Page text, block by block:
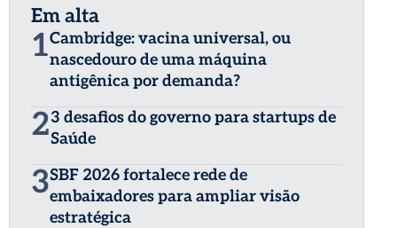
Em alta
1Cambridge: vacina universal, ou
nascedouro de uma máquina
antigênica por demanda?
23 desafios do governo para startups de
Saúde
3SBF 2026 fortalece rede de
embaixadores para ampliar visão
estratégica